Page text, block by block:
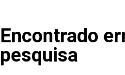
Encontrado
pesquisa